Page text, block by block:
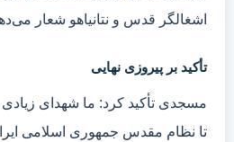
اشغالگر قدس و نتانیاهو شعار
تأکید بر پیروزی نهایی
مسجدی تأکید کرد: ما شهدای
تا نظام مقدس جمهوری اسلامی